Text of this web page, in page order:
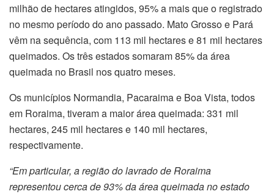
milhão de hectares atingidos, 95% a mais que o registrado
no mesmo período do ano passado. Mato Grosso e Pará
vêm na sequência, com 113 mil hectares e 81 mil hectares
queimados. Os três estados somaram 85% da área
queimada no Brasil nos quatro meses.
Os municípios Normandia, Pacaraima e Boa Vista, todos
em Roraima, tiveram a maior área queimada: 331 mil
hectares, 245 mil hectares e 140 mil hectares,
respectivamente.
“Em particular, a região do lavrado de Roraima
representou cerca de 93% da área queimada no estado